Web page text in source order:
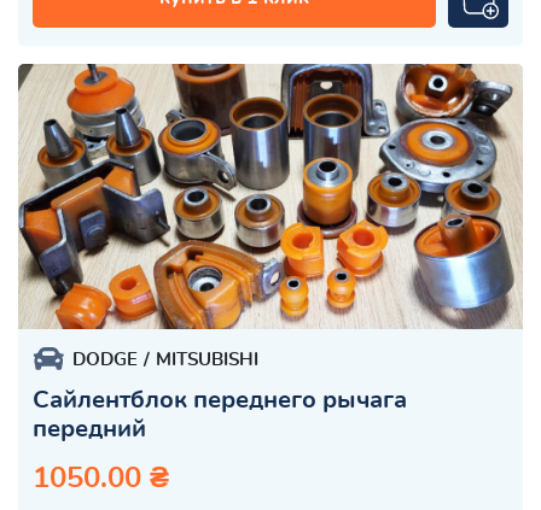
DODGE MITSUBISHI
Сайлентблок переднего рычага
передний
1050.00 ₴